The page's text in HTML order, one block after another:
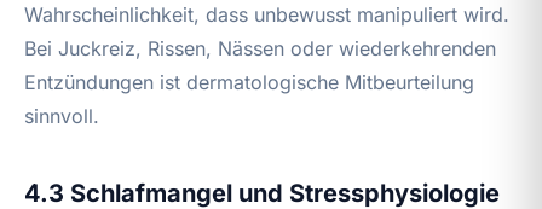
Wahrscheinlichkeit, dass unbewusst manipuliert wird.
Bei Juckreiz, Rissen, Nässen oder wiederkehrenden
Entzündungen ist dermatologische Mitbeurteilung
sinnvoll.
4.3 Schlafmangel und Stressphysiologie